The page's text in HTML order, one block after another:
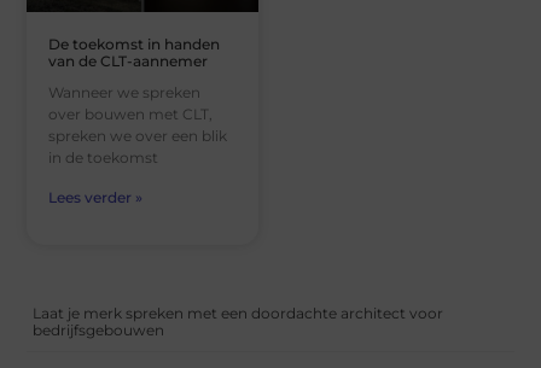
De toekomst in handen
van de CLT-aannemer
Wanneer we spreken
over bouwen met CLT,
spreken we over een blik
in de toekomst
Lees verder »
Laat je merk spreken met een doordachte architect voor
bedrijfsgebouwen